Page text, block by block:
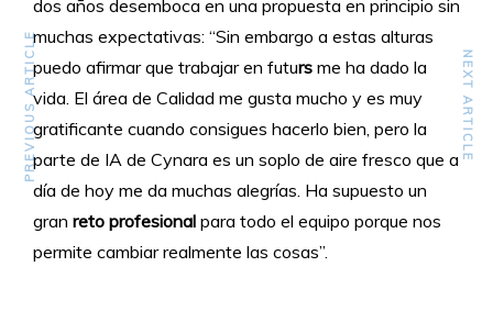
dos años desemboca en una propuesta en principio sin
muchas expectativas: “Sin embargo a estas alturas
puedo afirmar que trabajar en futurs me ha dado la
vida. El área de Calidad me gusta mucho y es muy
gratificante cuando consigues hacerlo bien, pero la
parte de IA de Cynara es un soplo de aire fresco que a
día de hoy me da muchas alegrías. Ha supuesto un
gran reto profesional para todo el equipo porque nos
permite cambiar realmente las cosas”.
PREVIOUS ARTICLE NEXT ARTICLE